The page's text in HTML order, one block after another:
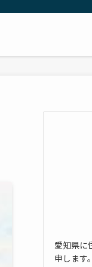
愛知県に
申します。